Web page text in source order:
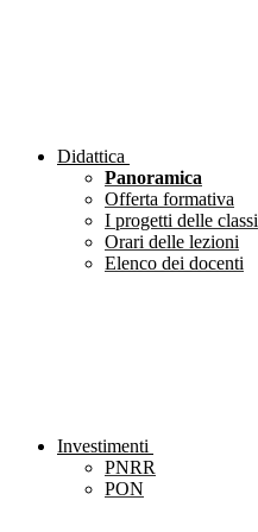
Didattica
Panoramica
Offerta formativa
I progetti delle classi
Orari delle lezioni
Elenco dei docenti
Investimenti
PNRR
PON